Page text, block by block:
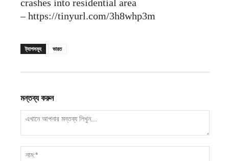
crashes into residential area
– https://tinyurl.com/3h8whp3m
ট্যাগসমূহ ভারত
মন্তব্য করুন